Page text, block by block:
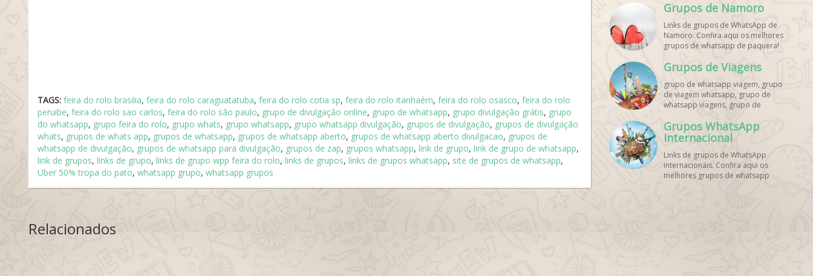
TAGS: feira do rolo brasilia, feira do rolo caraguatatuba, feira do rolo cotia sp, feira do rolo itanhaém, feira do rolo osasco, feira do rolo
peruibe, feira do rolo sao carlos, feira do rolo são paulo, grupo de divulgação online, grupo de whatsapp, grupo divulgação grátis, grupo
do whatsapp, grupo feira do rolo, grupo whats, grupo whatsapp, grupo whatsapp divulgação, grupos de divulgação, grupos de divulgação
whats, grupos de whats app, grupos de whatsapp, grupos de whatsapp aberto, grupos de whatsapp aberto divulgacao, grupos de
whatsapp de divulgação, grupos de whatsapp para divulgação, grupos de zap, grupos whatsapp, link de grupo, link de grupo de whatsapp,
link de grupos, links de grupo, links de grupo wpp feira do rolo, links de grupos, links de grupos whatsapp, site de grupos de whatsapp,
Uber 50% tropa do pato, whatsapp grupo, whatsapp grupos
Relacionados
Grupos de Namoro
Links de grupos de WhatsApp de
Namoro. Confira aqui os melhores
grupos de whatsapp de paquera!
Grupos de Viagens
grupo de whatsapp viagem, grupo
de viagem whatsapp, grupo de
whatsapp viagens, grupo de
viagem barata whatsapp, grupo de
mochileiros whatsapp, grupo de
excursão whatsapp, grupo de
viagem em grupo whatsapp, grupo
de viagens nacionais whatsapp,
Grupos WhatsApp
Internacional
Links de grupos de WhatsApp
internacionais. Confira aqui os
melhores grupos de whatsapp